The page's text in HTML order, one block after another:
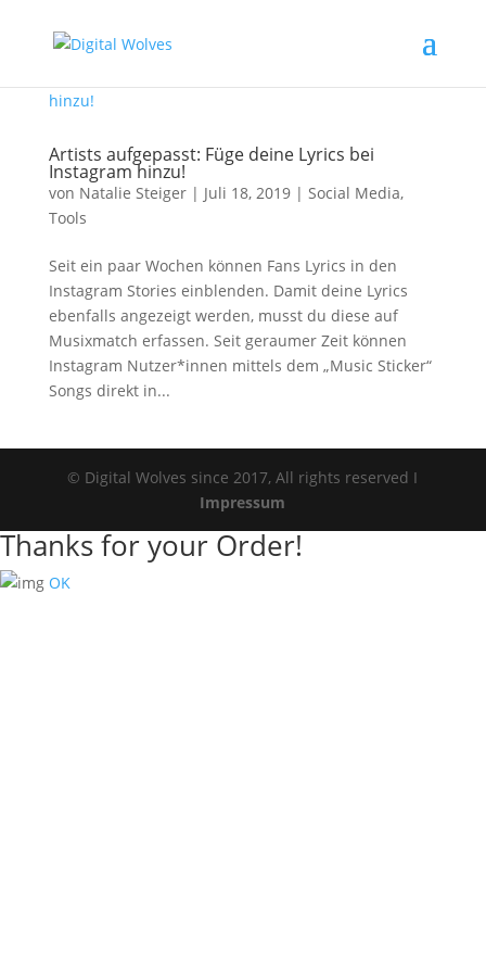
Artists aufgepasst: Füge deine Lyrics bei
Instagram hinzu!
von Natalie Steiger| Juli 18, 2019| Social Media,
Tools
Seit ein paar Wochen können Fans Lyrics in den
Instagram Stories einblenden. Damit deine Lyrics
ebenfalls angezeigt werden, musst du diese auf
Musixmatch erfassen. Seit geraumer Zeit können
Instagram Nutzer*innen mittels dem „Music Sticker“
Songs direkt in...
© Digital Wolves since 2017, All rights reserved I
Impressum
Thanks for your Order!
OK